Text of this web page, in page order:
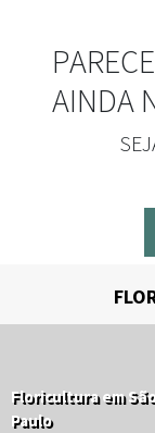
AINDA
Floricultura em
Paulo